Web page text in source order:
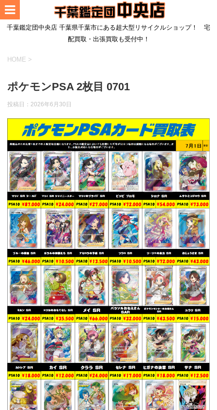
千葉鑑定団中央店 千葉県千葉市にある超大型リサイクルショップ！ 宅
配買取・出張買取も受付中！
HOME >
ポケモンPSA 2枚目 0701
投稿日： 2026年6月30日